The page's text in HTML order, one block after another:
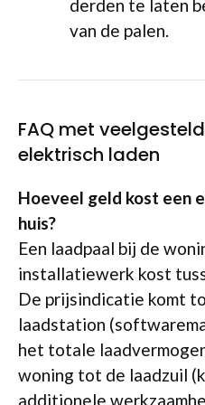
derden te laten
van de palen.
FAQ met
elektrisch laden
Hoeveel geld kost een
huis?
Een laadpaal bij de
installatiewerk kost
De prijsindicatie komt
laadstation
het totale
woning tot de laadzuil
additionele